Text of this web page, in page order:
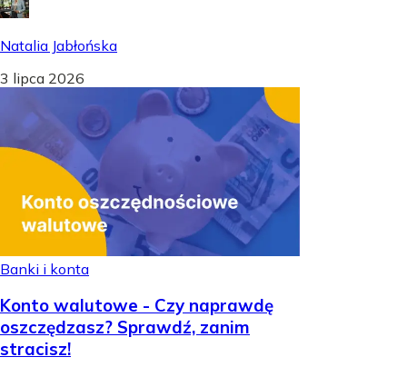
Natalia Jabłońska
3 lipca 2026
Banki i konta
Konto walutowe - Czy naprawdę
oszczędzasz? Sprawdź, zanim
stracisz!